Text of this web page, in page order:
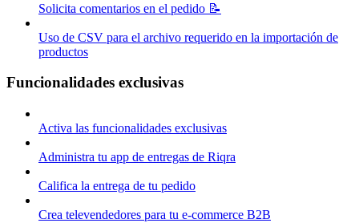
Solicita comentarios en el pedido 📝
Uso de CSV para el archivo requerido en la importación de
productos
Funcionalidades exclusivas
Activa las funcionalidades exclusivas
Administra tu app de entregas de Riqra
Califica la entrega de tu pedido
Crea televendedores para tu e-commerce B2B